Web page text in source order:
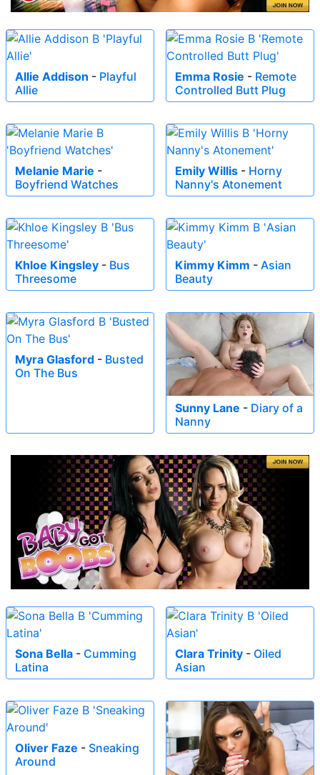
Allie Addison - Playful
Allie
Emma Rosie - Remote
Controlled Butt Plug
Melanie Marie -
Boyfriend Watches
Emily Willis - Horny
Nanny's Atonement
Khloe Kingsley - Bus
Threesome
Kimmy Kimm - Asian
Beauty
Myra Glasford - Busted
On The Bus
Sunny Lane - Diary of a
Nanny
Sona Bella - Cumming
Latina
Clara Trinity - Oiled
Asian
Oliver Faze - Sneaking
Around